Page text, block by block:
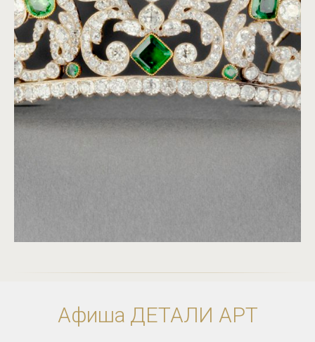
Афиша ДЕТАЛИ АРТ